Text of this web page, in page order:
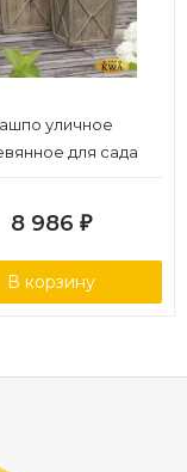
уличное
для сада
8 986 ₽
В корзину